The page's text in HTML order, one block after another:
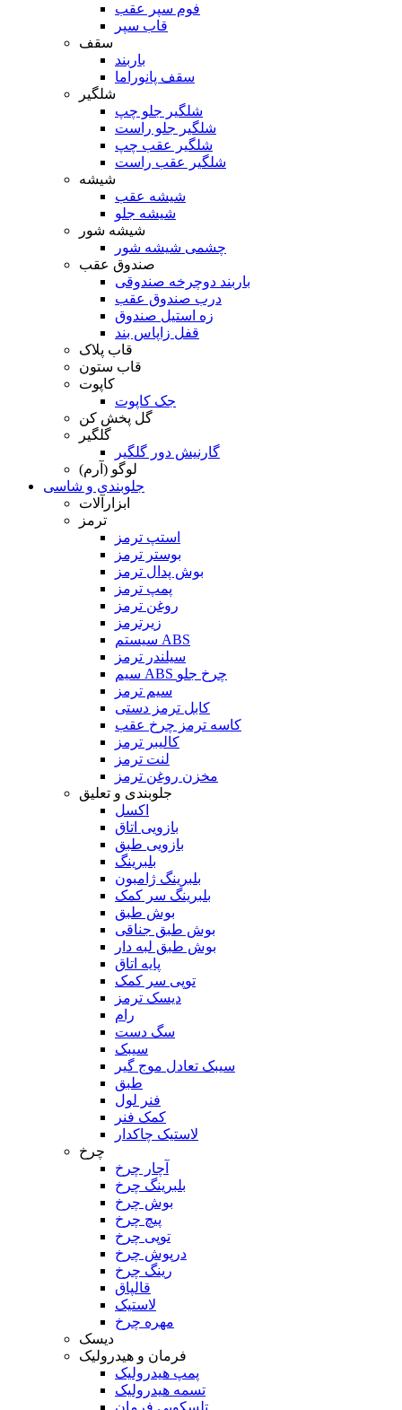
فوم سپر عقب
قاب سپر
سقف
باربند
سقف پانوراما
شلگیر
شلگیر جلو چپ
شلگیر جلو راست
شلگیر عقب چپ
شلگیر عقب راست
شیشه
شیشه عقب
شیشه جلو
شیشه شور
چشمی شیشه شور
صندوق عقب
باربند دوچرخه صندوقی
درب صندوق عقب
زه استیل صندوق
قفل زاپاس بند
قاب پلاک
قاب ستون
کاپوت
جک کاپوت
گل پخش کن
گلگیر
گارنیش دور گلگیر
لوگو (آرم)
جلوبندی و شاسی
ابزارآلات
ترمز
استپ ترمز
بوستر ترمز
بوش پدال ترمز
پمپ ترمز
روغن ترمز
زیرترمز
سیستم ABS
سیلندر ترمز
سیم ABS چرخ جلو
سیم ترمز
کابل ترمز دستی
کاسه ترمز چرخ عقب
کالیبر ترمز
لنت ترمز
مخزن روغن ترمز
جلوبندی و تعلیق
اکسل
بازویی اتاق
بازویی طبق
بلبرینگ
بلبرینگ ژامبون
بلبرینگ سر کمک
بوش طبق
بوش طبق جناقی
بوش طبق لبه دار
پایه اتاق
توپی سر کمک
دیسک ترمز
رام
سگ دست
سیبک
سیبک تعادل موج گیر
طبق
فنر لول
کمک فنر
لاستیک چاکدار
چرخ
آچار چرخ
بلبرینگ چرخ
بوش چرخ
پیچ چرخ
توپی چرخ
درپوش چرخ
رینگ چرخ
قالپاق
لاستیک
مهره چرخ
دیسک
فرمان و هیدرولیک
پمپ هیدرولیک
تسمه هیدرولیک
تلسکوپی فرمان